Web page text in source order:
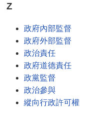
Z
政府內部監督
政府外部監督
政治責任
政府道德責任
政黨監督
政治參與
縱向行政許可權